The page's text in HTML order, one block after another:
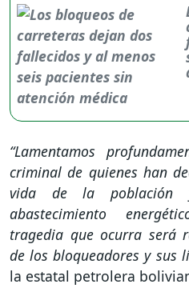
“Lamentamos
criminal de quienes han
vida de la población
abastecimiento
tragedia que ocurra será
de los bloqueadores y sus
la estatal petrolera